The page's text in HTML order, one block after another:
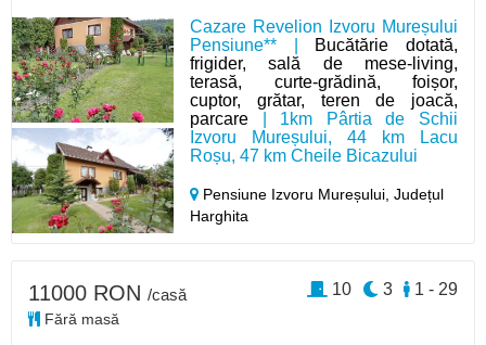
Cazare Revelion Izvoru Mureșului
Pensiune** | Bucătărie dotată,
frigider, sală de mese-living,
terasă, curte-grădină, foișor,
cuptor, grătar, teren de joacă,
parcare | 1km Pârtia de Schii
Izvoru Mureșului, 44 km Lacu
Roșu, 47 km Cheile Bicazului
Pensiune Izvoru Mureșului,Județul
Harghita
11000 RON /casă
Fără masă
1 - 29
3
10